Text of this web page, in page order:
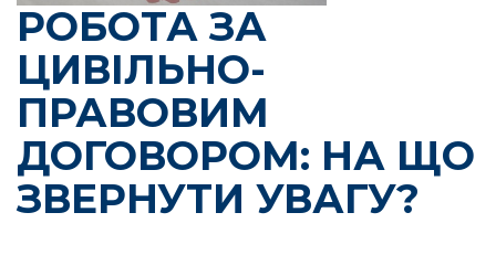
РОБОТА ЗА
ЦИВІЛЬНО-
ПРАВОВИМ
ДОГОВОРОМ: НА ЩО
ЗВЕРНУТИ УВАГУ?